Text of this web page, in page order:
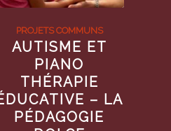
PROJETS COMMUNS
AUTISME ET
PIANO
THÉRAPIE
– LA
PÉDAGOGIE